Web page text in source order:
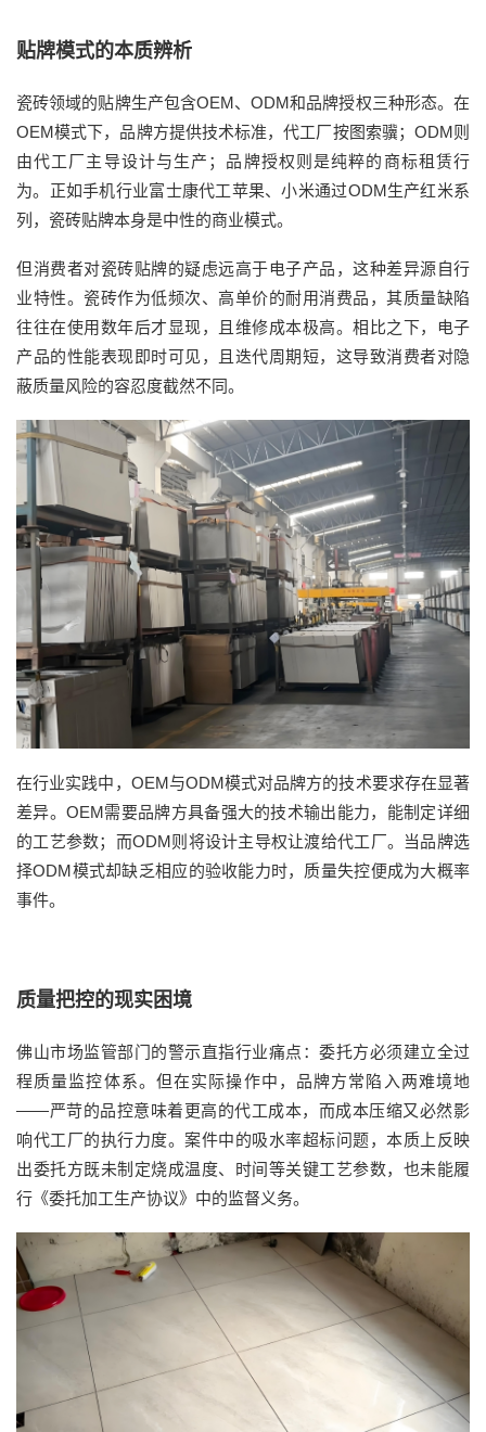
贴牌模式的本质辨析
瓷砖领域的贴牌生产包含OEM、ODM和品牌授权三种形态。在
OEM模式下，品牌方提供技术标准，代工厂按图索骥；ODM则
由代工厂主导设计与生产；品牌授权则是纯粹的商标租赁行
为。正如手机行业富士康代工苹果、小米通过ODM生产红米系
列，瓷砖贴牌本身是中性的商业模式。
但消费者对瓷砖贴牌的疑虑远高于电子产品，这种差异源自行
业特性。瓷砖作为低频次、高单价的耐用消费品，其质量缺陷
往往在使用数年后才显现，且维修成本极高。相比之下，电子
产品的性能表现即时可见，且迭代周期短，这导致消费者对隐
蔽质量风险的容忍度截然不同。
在行业实践中，OEM与ODM模式对品牌方的技术要求存在显著
差异。OEM需要品牌方具备强大的技术输出能力，能制定详细
的工艺参数；而ODM则将设计主导权让渡给代工厂。当品牌选
择ODM模式却缺乏相应的验收能力时，质量失控便成为大概率
事件。
质量把控的现实困境
佛山市场监管部门的警示直指行业痛点：委托方必须建立全过
程质量监控体系。但在实际操作中，品牌方常陷入两难境地
——严苛的品控意味着更高的代工成本，而成本压缩又必然影
响代工厂的执行力度。案件中的吸水率超标问题，本质上反映
出委托方既未制定烧成温度、时间等关键工艺参数，也未能履
行《委托加工生产协议》中的监督义务。